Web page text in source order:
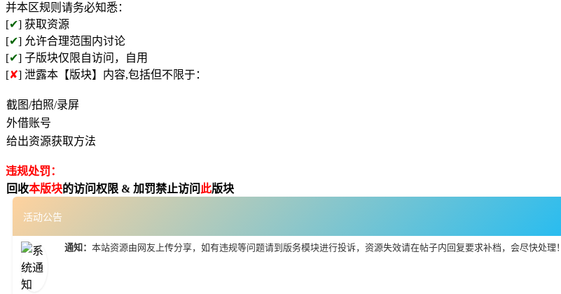
并本区规则请务必知悉：
[✔] 获取资源
[✔] 允许合理范围内讨论
[✔] 子版块仅限自访问，自用
[✘] 泄露本【版块】内容,包括但不限于：
截图/拍照/录屏
外借账号
给出资源获取方法
违规处罚：
回收本版块的访问权限 & 加罚禁止访问 此版块
活动公告
通知： 本站资源由网友上传分享，如有违规等问题请到版务模块进行投诉，资源失效请在帖子内回复要求补档，会尽快处理！